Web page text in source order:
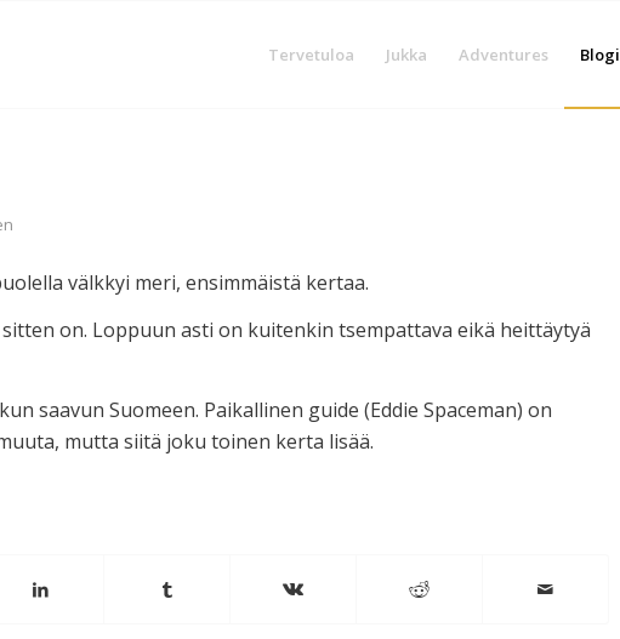
Tervetuloa Jukka Adventures Blogi
välkkyi meri, ensimmäistä kertaa.
on. Loppuun asti on kuitenkin tsempattava eikä heittäytyä
saavun Suomeen. Paikallinen guide (Eddie Spaceman) on
mutta siitä joku toinen kerta lisää.